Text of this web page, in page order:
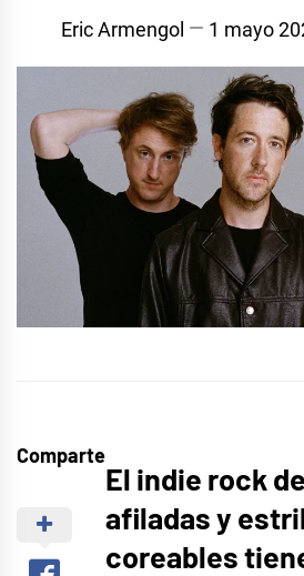
Eric Armengol 1 mayo
Comparte
El indie rock
afiladas y
coreables